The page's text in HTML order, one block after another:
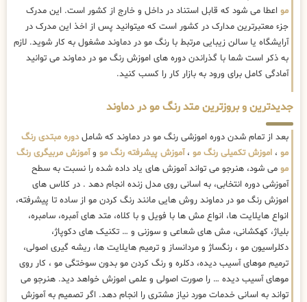
مو اعطا می شود که قابل استناد در داخل و خارج از کشور است. این مدرک
جزء معتبرترین مدارک در کشور است که میتوانید پس از اخذ این مدرک در
آرایشگاه یا سالن زیبایی مرتبط با رنگ مو در دماوند مشغول به کار شوید. لازم
به ذکر است شما با گذراندن دوره های اموزش رنگ مو در دماوند می توانید
آمادگی کامل برای ورود به بازار کار را کسب کنید.
جدیدترین و بروزترین متد رنگ مو در دماوند
بعد از تمام شدن دوره اموزشی رنگ مو در دماوند که شاملدوره مبتدی رنگ
مو ، اموزش تکمیلی رنگ مو ،آموزش پیشرفته رنگ مو وآموزش مربیگری رنگ
مو می شود، هنرجو می تواند آموزش های یاد داده شده را نسبت به سطح
آموزشی دوره انتخابی، به اسانی روی مدل زنده انجام دهد . در کلاس های
اموزش رنگ مو در دماوند روش هایی مانند رنگ کردن مو از ساده تا پیشرفته،
انواع هایلایت ها، انواع مش ها با فویل و با کلاه، متد های آمبره، سامبره،
بلیاژ، کهکشانی، مش های شعاعی و سوزنی و … تکنیک های دکوپاژ،
دکلراسیون مو ، رنگساژ و مردانساز و ترمیم هایلایت ها، ریشه گیری اصولی،
ترمیم موهای آسیب دیده، دکلره و رنگ کردن مو بدون سوختگی مو ، کار روی
موهای آسیب دیده … را صورت اصولی و علمی اموزش خواهد دید. هنرجو می
تواند به اسانی خدمات مورد نیاز مشتری را انجام دهد. اگر تصمیم به آموزش